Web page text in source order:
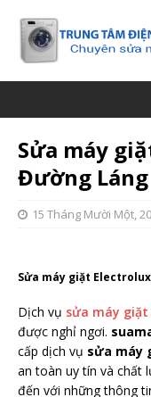
Sửa máy
Đường Láng
15 Tháng Mười Một,
Sửa máy giặt
Dịch vụ sửa máy
được nghỉ ngơi.
cấp dịch vụ sửa máy
an toàn uy tín và chất
đến với những thông